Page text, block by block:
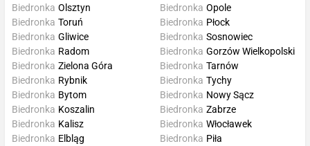
Biedronka Olsztyn
Biedronka Toruń
Biedronka Gliwice
Biedronka Radom
Biedronka Opole
Biedronka Płock
Biedronka Sosnowiec
Biedronka Gorzów Wielkopolski
Biedronka Zielona Góra
Biedronka Rybnik
Biedronka Bytom
Biedronka Koszalin
Biedronka Tarnów
Biedronka Tychy
Biedronka Nowy Sącz
Biedronka Zabrze
Biedronka Kalisz
Biedronka Elbląg
Biedronka Włocławek
Biedronka Piła